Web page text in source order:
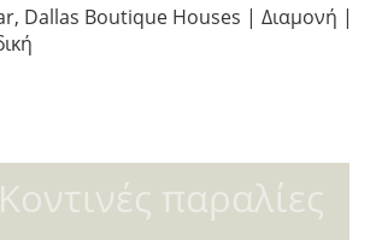
Κοντινές παραλίες